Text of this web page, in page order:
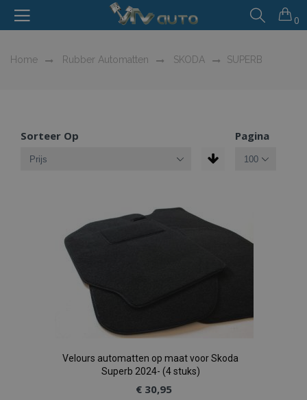
0
Home Rubber Automatten SKODA SUPERB
Sorteer Op Pagina
Velours automatten op maat voor Skoda
Superb 2024- (4 stuks)
€ 30,95